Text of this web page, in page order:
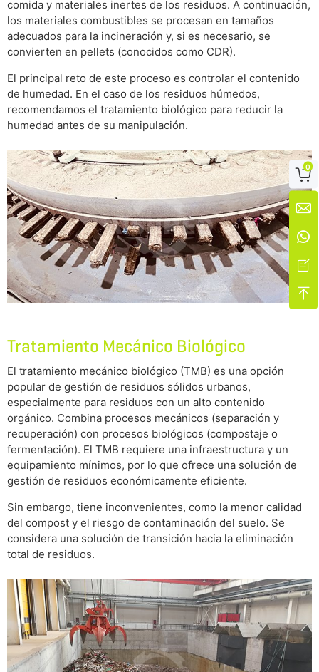
comida y materiales inertes de los residuos. A continuación,
los materiales combustibles se procesan en tamaños
adecuados para la incineración y, si es necesario, se
convierten en pellets (conocidos como CDR).
El principal reto de este proceso es controlar el contenido
de humedad. En el caso de los residuos húmedos,
recomendamos el tratamiento biológico para reducir la
humedad antes de su manipulación.
Tratamiento Mecánico Biológico
El tratamiento mecánico biológico (TMB) es una opción
popular de gestión de residuos sólidos urbanos,
especialmente para residuos con un alto contenido
orgánico. Combina procesos mecánicos (separación y
recuperación) con procesos biológicos (compostaje o
fermentación). El TMB requiere una infraestructura y un
equipamiento mínimos, por lo que ofrece una solución de
gestión de residuos económicamente eficiente.
Sin embargo, tiene inconvenientes, como la menor calidad
del compost y el riesgo de contaminación del suelo. Se
considera una solución de transición hacia la eliminación
total de residuos.

0



